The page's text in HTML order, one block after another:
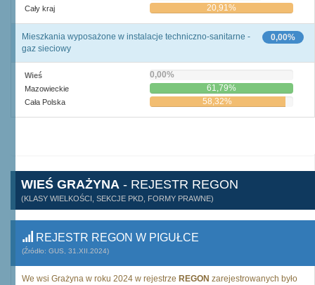
Cały kraj 20,91%
0,00%
Mieszkania wyposażone w instalacje techniczno-sanitarne -
gaz sieciowy
Wieś 0,00%
Mazowieckie 61,79%
Cała Polska 58,32%
WIEŚ GRAŻYNA - REJESTR REGON
(KLASY WIELKOŚCI, SEKCJE PKD, FORMY PRAWNE)
REJESTR REGON W PIGUŁCE
(Źródło: GUS, 31.XII.2024)
We wsi Grażyna w roku 2024 w rejestrze REGON zarejestrowanych było